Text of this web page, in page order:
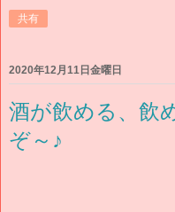
共有
2020年12月11日金曜日
酒が飲める、飲
ぞ～♪